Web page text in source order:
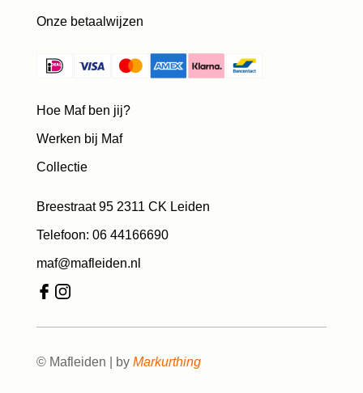
Onze betaalwijzen
Hoe Maf ben jij?
Werken bij Maf
Collectie
Breestraat 95 2311 CK Leiden
Telefoon: 06 44166690
maf@mafleiden.nl
© Mafleiden | by Markurthing